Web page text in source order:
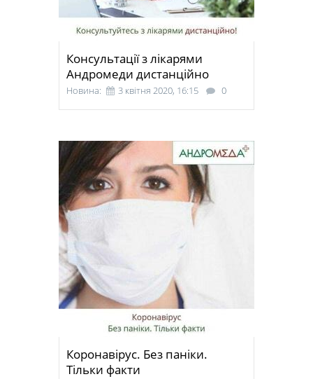
Консультації з лікарями
Андромеди дистанційно
Новина: 3 квітня 2020, 16:15 0
Коронавірус. Без паніки.
Тільки факти